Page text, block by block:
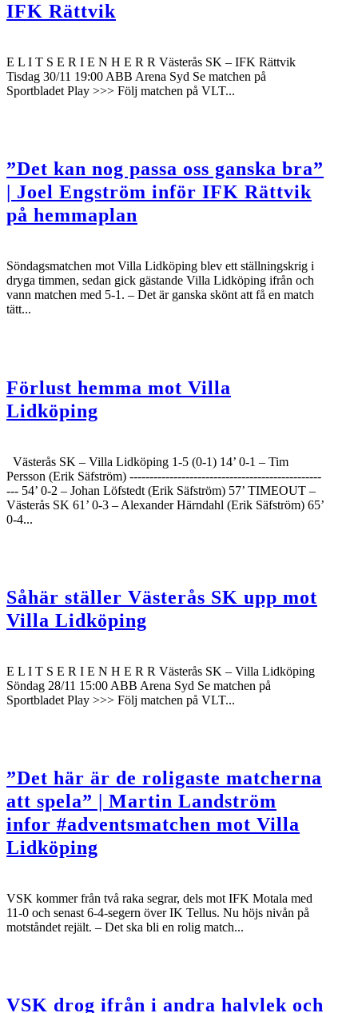
IFK Rättvik
E L I T S E R I E N H E R R Västerås SK – IFK Rättvik
Tisdag 30/11 19:00 ABB Arena Syd Se matchen på
Sportbladet Play >>> Följ matchen på VLT...
”Det kan nog passa oss ganska bra”
| Joel Engström inför IFK Rättvik
på hemmaplan
Söndagsmatchen mot Villa Lidköping blev ett ställningskrig i
dryga timmen, sedan gick gästande Villa Lidköping ifrån och
vann matchen med 5-1. – Det är ganska skönt att få en match
tätt...
Förlust hemma mot Villa
Lidköping
Västerås SK – Villa Lidköping 1-5 (0-1) 14’ 0-1 – Tim
Persson (Erik Säfström) ------------------------------------------------
--- 54’ 0-2 – Johan Löfstedt (Erik Säfström) 57’ TIMEOUT –
Västerås SK 61’ 0-3 – Alexander Härndahl (Erik Säfström) 65’
0-4...
Såhär ställer Västerås SK upp mot
Villa Lidköping
E L I T S E R I E N H E R R Västerås SK – Villa Lidköping
Söndag 28/11 15:00 ABB Arena Syd Se matchen på
Sportbladet Play >>> Följ matchen på VLT...
”Det här är de roligaste matcherna
att spela” | Martin Landström
infor #adventsmatchen mot Villa
Lidköping
VSK kommer från två raka segrar, dels mot IFK Motala med
11-0 och senast 6-4-segern över IK Tellus. Nu höjs nivån på
motståndet rejält. – Det ska bli en rolig match...
VSK drog ifrån i andra halvlek och